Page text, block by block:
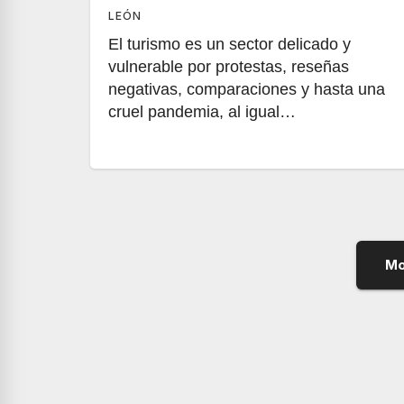
LEÓN
El turismo es un sector delicado y
vulnerable por protestas, reseñas
negativas, comparaciones y hasta una
cruel pandemia, al igual…